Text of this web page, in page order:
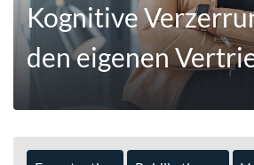
Kognitive
den eigenen